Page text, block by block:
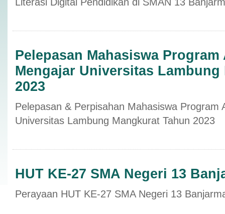
Pelepasan Mahasiswa
Mengajar Universitas Lambung
2023
Pelepasan & Perpisahan Mahasiswa Program
Universitas Lambung Mangkurat Tahun 2023
HUT KE-27 SMA Negeri 13
Perayaan HUT KE-27 SMA Negeri 13